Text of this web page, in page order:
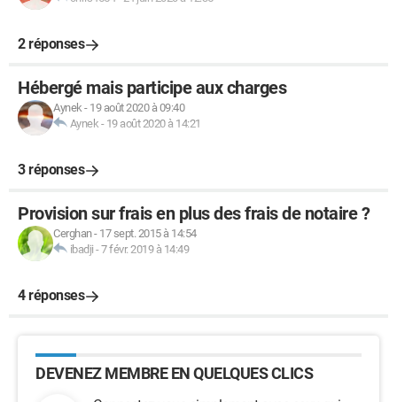
2 réponses
Hébergé mais participe aux charges
Aynek- 19 août 2020 à 09:40
Aynek - 19 août 2020 à 14:21
3 réponses
Provision sur frais en plus des frais de notaire ?
Cerghan- 17 sept. 2015 à 14:54
ibadji -7 févr. 2019 à 14:49
4 réponses
DEVENEZ MEMBRE EN QUELQUES CLICS